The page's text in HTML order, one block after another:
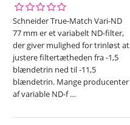
Schneider True-Match Vari-ND
77 mm er et variabelt ND-filter,
der giver mulighed for trinløst at
justere filtertætheden fra -1,5
blændetrin ned til -11,5
blændetrin. Mange producenter
af variable ND-f…